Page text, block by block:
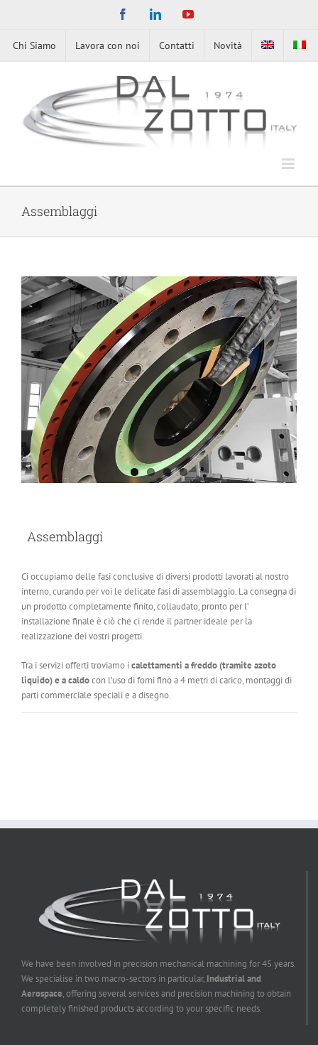
FacebookLinkedInYouTube
Chi Siamo Lavora con noi Contatti Novità
Assemblaggi
Assemblaggi
Ci occupiamo delle fasi conclusive di diversi prodotti lavorati al nostro
interno, curando per voi le delicate fasi di assemblaggio. La consegna di
un prodotto completamente finito, collaudato, pronto per l’
installazione finale è ciò che ci rende il partner ideale per la
realizzazione dei vostri progetti.
Tra i servizi offerti troviamo icalettamenti a freddo (tramite azoto
liquido) e a caldocon l’uso di forni fino a 4 metri di carico, montaggi di
parti commerciale speciali e a disegno.
We have been involved in precision mechanical machining for 45 years.
We specialise in two macro-sectors in particular, Industrial and
Aerospace, offering several services and precision machining to obtain
completely finished products according to your specific needs.